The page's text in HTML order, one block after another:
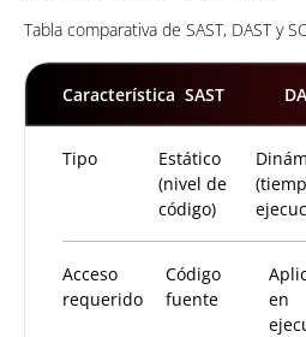
Tabla comparativa de SAST, DAST y
Característica SAST
Tipo
Estático
(nivel de
código)
Acceso
requerido
Código
fuente
en